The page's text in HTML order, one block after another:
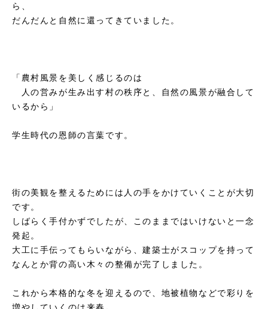
ら、
だんだんと自然に還ってきていました。
「農村風景を美しく感じるのは
人の営みが生み出す村の秩序と、自然の風景が融合して
いるから」
学生時代の恩師の言葉です。
街の美観を整えるためには人の手をかけていくことが大切
です。
しばらく手付かずでしたが、このままではいけないと一念
発起。
大工に手伝ってもらいながら、建築士がスコップを持って
なんとか背の高い木々の整備が完了しました。
これから本格的な冬を迎えるので、地被植物などで彩りを